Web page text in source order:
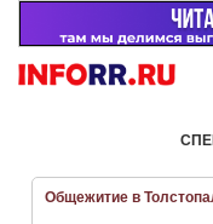
Общежитие в